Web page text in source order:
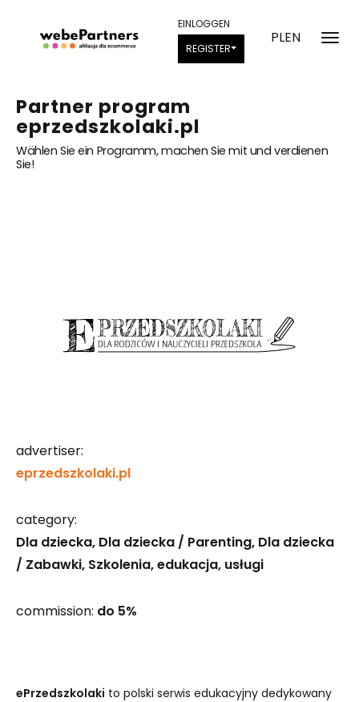
PLEN
EINLOGGEN
REGISTER
Partner program
eprzedszkolaki.pl
Wählen Sie ein Programm, machen Sie mit und verdienen
Sie!
advertiser:
eprzedszkolaki.pl
category:
Dla dziecka Dla dziecka / Parenting Dla dziecka
/ Zabawki Szkolenia, edukacja, usługi
commission: do 5%
ePrzedszkolaki to polski serwis edukacyjny dedykowany